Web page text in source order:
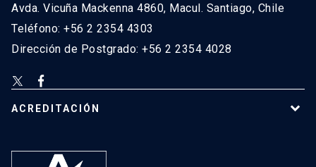
Avda. Vicuña Mackenna 4860, Macul. Santiago, Chile
Teléfono: +56 2 2354 4303
Dirección de Postgrado: +56 2 2354 4028
ACREDITACIÓN